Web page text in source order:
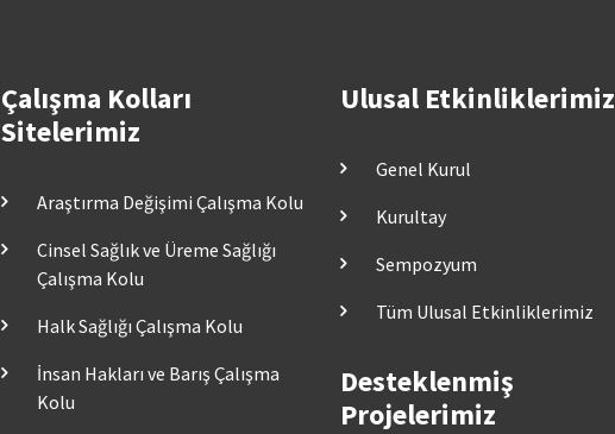
Çalışma Kolları
Sitelerimiz
Araştırma Değişimi Çalışma Kolu
Cinsel Sağlık ve Üreme Sağlığı
Çalışma Kolu
Halk Sağlığı Çalışma Kolu
İnsan Hakları ve Barış Çalışma
Kolu
Ulusal Etkinliklerimiz
Genel Kurul
Kurultay
Sempozyum
Tüm Ulusal Etkinliklerimiz
Desteklenmiş
Projelerimiz